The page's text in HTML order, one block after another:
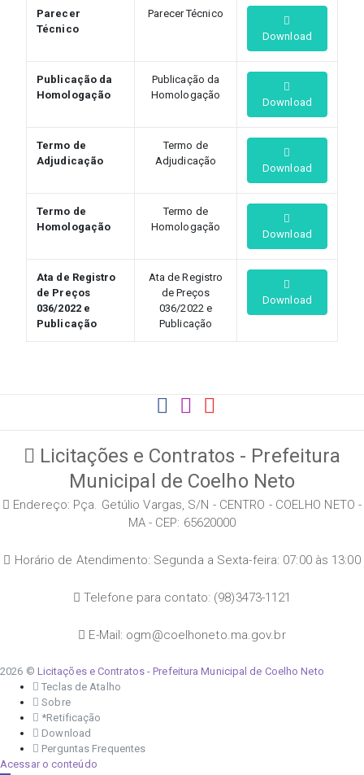
Parecer
Técnico
Parecer Técnico
Download
Publicação da
Homologação
Publicação da
Homologação
Download
Termo de
Adjudicação
Termo de
Adjudicação
Download
Termo de
Homologação
Termo de
Homologação
Download
Ata de Registro
de Preços
036/2022 e
Publicação
Ata de Registro
de Preços
036/2022 e
Publicação
Download
Licitações e Contratos - Prefeitura
Municipal de Coelho Neto
Endereço: Pça. Getúlio Vargas, S/N - CENTRO - COELHO NETO -
MA - CEP: 65620000
Horário de Atendimento: Segunda a Sexta-feira: 07:00 às 13:00
Telefone para contato: (98)3473-1121
E-Mail: ogm@coelhoneto.ma.gov.br
2026 © Licitações e Contratos - Prefeitura Municipal de Coelho Neto
Teclas de Atalho
Sobre
*Retificação
Download
Perguntas Frequentes
Acessar o conteúdo